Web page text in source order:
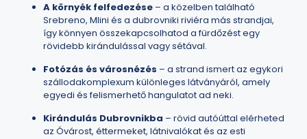
A környék felfedezése – a közelben található
Srebreno, Mlini és a dubrovniki riviéra más strandjai,
így könnyen összekapcsolhatod a fürdőzést egy
rövidebb kirándulással vagy sétával.
Fotózás és városnézés – a strand ismert az egykori
szállodakomplexum különleges látványáról, amely
egyedi és felismerhető hangulatot ad neki.
Kirándulás Dubrovnikba – rövid autóúttal elérheted
az Óvárost, éttermeket, látnivalókat és az esti